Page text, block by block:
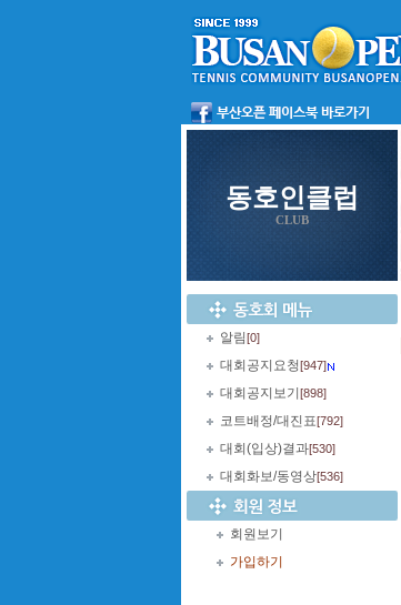
동호인클럽
CLUB
알림[0]
대회공지요청[947]
대회공지보기 [898]
코트배정/대진표[792]
대회(입상)결과[530]
대회화보/동영상[536]
회원보기
가입하기